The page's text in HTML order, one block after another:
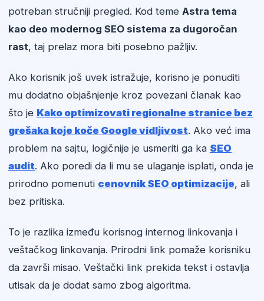
potreban stručniji pregled. Kod teme Astra tema
kao deo modernog SEO sistema za dugoročan
rast, taj prelaz mora biti posebno pažljiv.
Ako korisnik još uvek istražuje, korisno je ponuditi
mu dodatno objašnjenje kroz povezani članak kao
što je Kako optimizovati regionalne stranice bez
grešaka koje koče Google vidljivost. Ako već ima
problem na sajtu, logičnije je usmeriti ga ka SEO
audit. Ako poredi da li mu se ulaganje isplati, onda je
prirodno pomenuti cenovnik SEO optimizacije, ali
bez pritiska.
To je razlika između korisnog internog linkovanja i
veštačkog linkovanja. Prirodni link pomaže korisniku
da završi misao. Veštački link prekida tekst i ostavlja
utisak da je dodat samo zbog algoritma.